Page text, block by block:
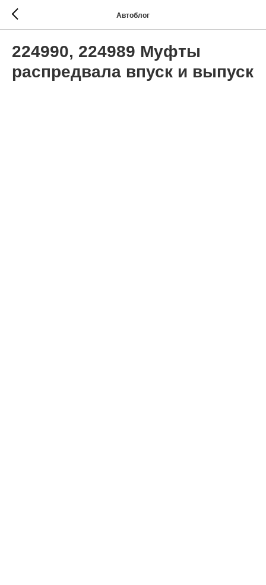
Автоблог
224990, 224989 Муфты
распредвала впуск и выпуск